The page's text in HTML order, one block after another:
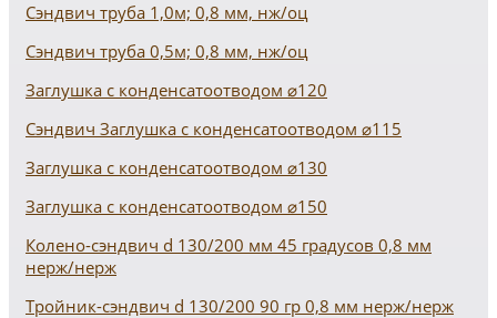
Сэндвич труба 1,0м; 0,8 мм, нж/оц
Сэндвич труба 0,5м; 0,8 мм, нж/оц
Заглушка с конденсатоотводом ⌀120
Сэндвич Заглушка с конденсатоотводом ⌀115
Заглушка с конденсатоотводом ⌀130
Заглушка с конденсатоотводом ⌀150
Колено-сэндвич d 130/200 мм 45 градусов 0,8 мм
нерж/нерж
Тройник-сэндвич d 130/200 90 гр 0,8 мм нерж/нерж